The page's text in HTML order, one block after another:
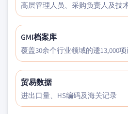
高层管理人员、采购负责人及技
GMI档案库
覆盖30余个行业领域的逶13,000
贸易数据
进出口量、HS编码及海关记录